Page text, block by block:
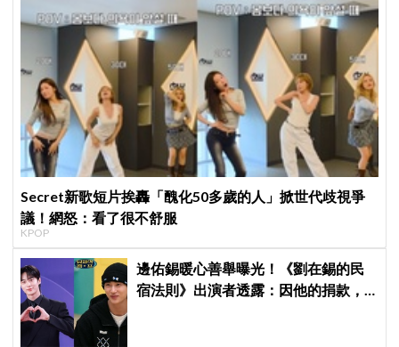
Secret新歌短片挨轟「醜化50多歲的人」掀世代歧視爭
議！網怒：看了很不舒服
KPOP
邊佑錫暖心善舉曝光！《劉在錫的民
宿法則》出演者透露：因他的捐款，